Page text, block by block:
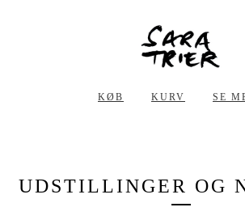
KØB KURV SE
UDSTILLINGER OG